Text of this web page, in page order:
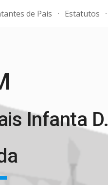
to navigation
de Pais Estatutos
Infanta D.